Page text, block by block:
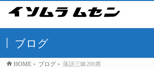
ブログ
HOME » ブログ » 落語三昧200席